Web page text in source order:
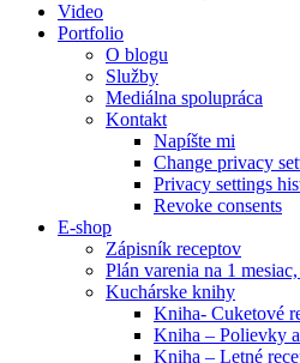
Video
Portfolio
O blogu
Služby
Mediálna spolupráca
Kontakt
Napíšte mi
Change privacy
Privacy settings
Revoke consents
E-shop
Zápisník receptov
Plán varenia na 1
Kuchárske knihy
Kniha- Cuketové
Kniha – Polievky
Kniha – Letné